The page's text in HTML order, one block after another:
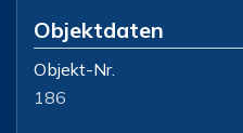
Objektdaten
Objekt-Nr.
186